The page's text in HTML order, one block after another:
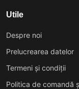
Utile
Despre noi
Prelucrearea datelor
Termeni și condiții
Politica de comandă